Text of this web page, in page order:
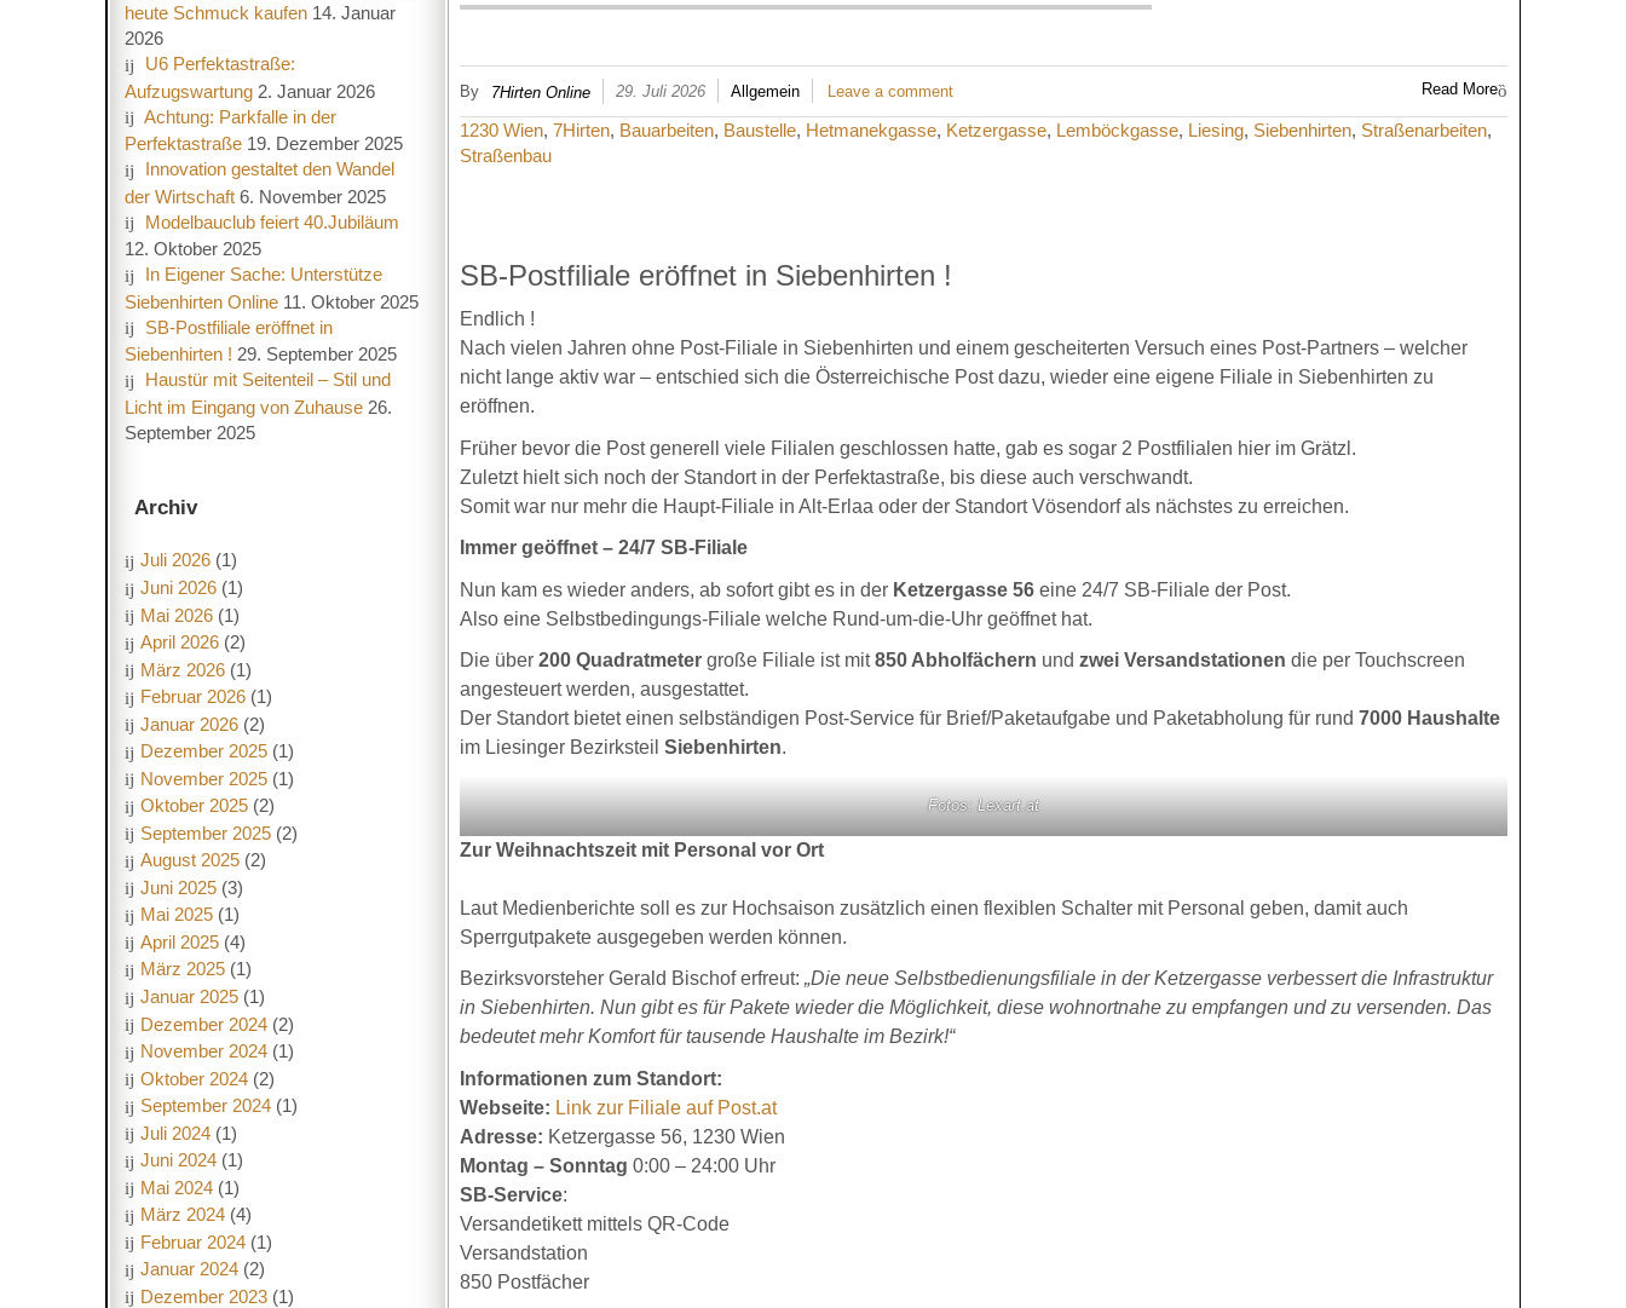
heute Schmuck kaufen 14. Januar
2026
U6 Perfektastraße:
Aufzugswartung 2. Januar 2026
Achtung: Parkfalle in der
Perfektastraße 19. Dezember 2025
Innovation gestaltet den Wandel
der Wirtschaft 6. November 2025
Modelbauclub feiert 40.Jubiläum
12. Oktober 2025
In Eigener Sache: Unterstütze
Siebenhirten Online 11. Oktober 2025
SB-Postfiliale eröffnet in
Siebenhirten ! 29. September 2025
Haustür mit Seitenteil – Stil und
Licht im Eingang von Zuhause 26.
September 2025
Archiv
Juli 2026 (1)
Juni 2026 (1)
Mai 2026 (1)
April 2026 (2)
März 2026 (1)
Februar 2026 (1)
Januar 2026 (2)
Dezember 2025 (1)
November 2025 (1)
Oktober 2025 (2)
September 2025 (2)
August 2025 (2)
Juni 2025 (3)
Mai 2025 (1)
April 2025 (4)
März 2025 (1)
Januar 2025 (1)
Dezember 2024 (2)
November 2024 (1)
Oktober 2024 (2)
September 2024 (1)
Juli 2024 (1)
Juni 2024 (1)
Mai 2024 (1)
März 2024 (4)
Februar 2024 (1)
Januar 2024 (2)
Dezember 2023 (1)
By 7Hirten Online 29. Juli 2026 Allgemein Read More
Leave a comment
1230 Wien, 7Hirten, Bauarbeiten, Baustelle, Hetmanekgasse, Ketzergasse, Lemböckgasse, Liesing, Siebenhirten, Straßenarbeiten,
Straßenbau
SB-Postfiliale eröffnet in Siebenhirten !
Endlich !
Nach vielen Jahren ohne Post-Filiale in Siebenhirten und einem gescheiterten Versuch eines Post-Partners – welcher
nicht lange aktiv war – entschied sich die Österreichische Post dazu, wieder eine eigene Filiale in Siebenhirten zu
eröffnen.
Früher bevor die Post generell viele Filialen geschlossen hatte, gab es sogar 2 Postfilialen hier im Grätzl.
Zuletzt hielt sich noch der Standort in der Perfektastraße, bis diese auch verschwandt.
Somit war nur mehr die Haupt-Filiale in Alt-Erlaa oder der Standort Vösendorf als nächstes zu erreichen.
Immer geöffnet – 24/7 SB-Filiale
Nun kam es wieder anders, ab sofort gibt es in der Ketzergasse 56 eine 24/7 SB-Filiale der Post.
Also eine Selbstbedingungs-Filiale welche Rund-um-die-Uhr geöffnet hat.
Die über 200 Quadratmeter große Filiale ist mit850 Abholfächern und zwei Versandstationen die per Touchscreen
angesteuert werden, ausgestattet.
Der Standort bietet einen selbständigen Post-Service für Brief/Paketaufgabe und Paketabholung für rund 7000 Haushalte
im Liesinger Bezirksteil Siebenhirten.
Fotos: Lexart.at
Zur Weihnachtszeit mit Personal vor Ort
Laut Medienberichte soll es zur Hochsaison zusätzlich einen flexiblen Schalter mit Personal geben, damit auch
Sperrgutpakete ausgegeben werden können.
Bezirksvorsteher Gerald Bischof erfreut: „Die neue Selbstbedienungsfiliale in der Ketzergasse verbessert die Infrastruktur
in Siebenhirten. Nun gibt es für Pakete wieder die Möglichkeit, diese wohnortnahe zu empfangen und zu versenden. Das
bedeutet mehr Komfort für tausende Haushalte im Bezirk!“
Informationen zum Standort:
Webseite: Link zur Filiale auf Post.at
Adresse: Ketzergasse 56, 1230 Wien
Montag – Sonntag 0:00 – 24:00 Uhr
SB-Service:
Versandetikett mittels QR-Code
Versandstation
850 Postfächer